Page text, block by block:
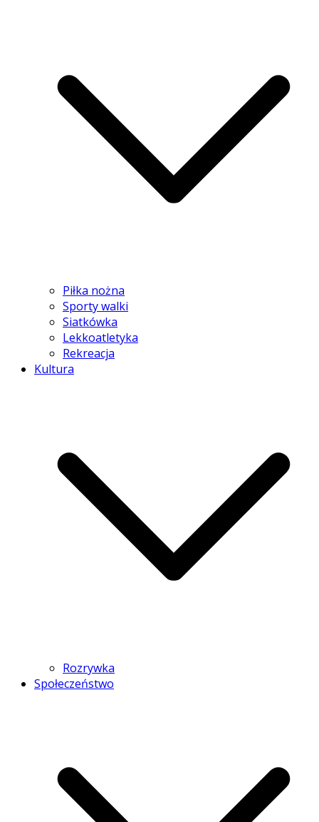
Piłka nożna
Sporty walki
Siatkówka
Lekkoatletyka
Rekreacja
Kultura
Rozrywka
Społeczeństwo